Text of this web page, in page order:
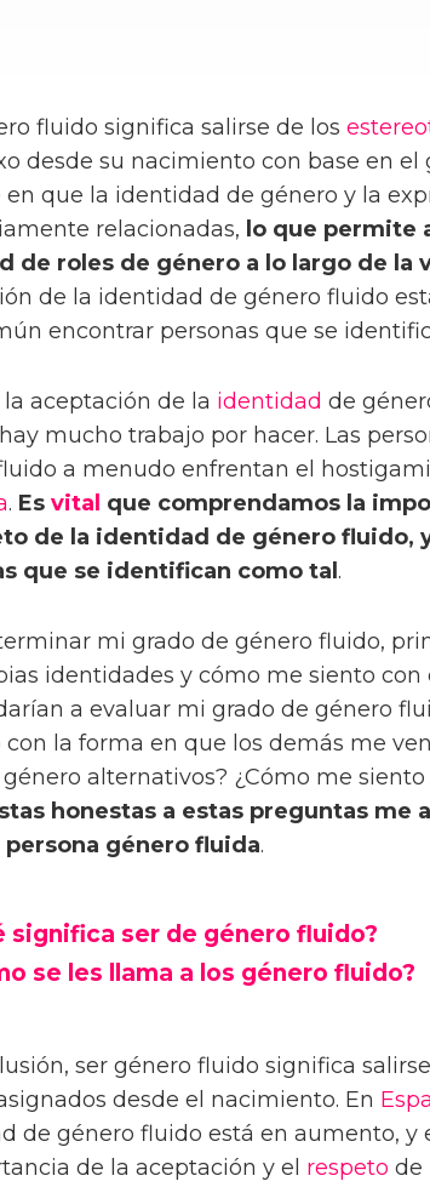
fluido significa salirse de los
desde su nacimiento con base en el
en que la identidad de género y la
relacionadas, lo que permite
de roles de género a lo largo de la
de la identidad de género fluido
encontrar personas que se
aceptación de la identidad de
mucho trabajo por hacer. Las
a menudo enfrentan el
. Es vital que comprendamos la
de la identidad de género fluido,
que se identifican como tal .
mi grado de género fluido,
identidades y cómo me siento con
a evaluar mi grado de género
la forma en que los demás me
alternativos? ¿Cómo me
honestas a estas preguntas me
persona género fluida.
significa ser de género fluido?
se les llama a los género fluido?
ser género fluido significa
desde el nacimiento. En
de género fluido está en aumento, y
de la aceptación y el respeto de